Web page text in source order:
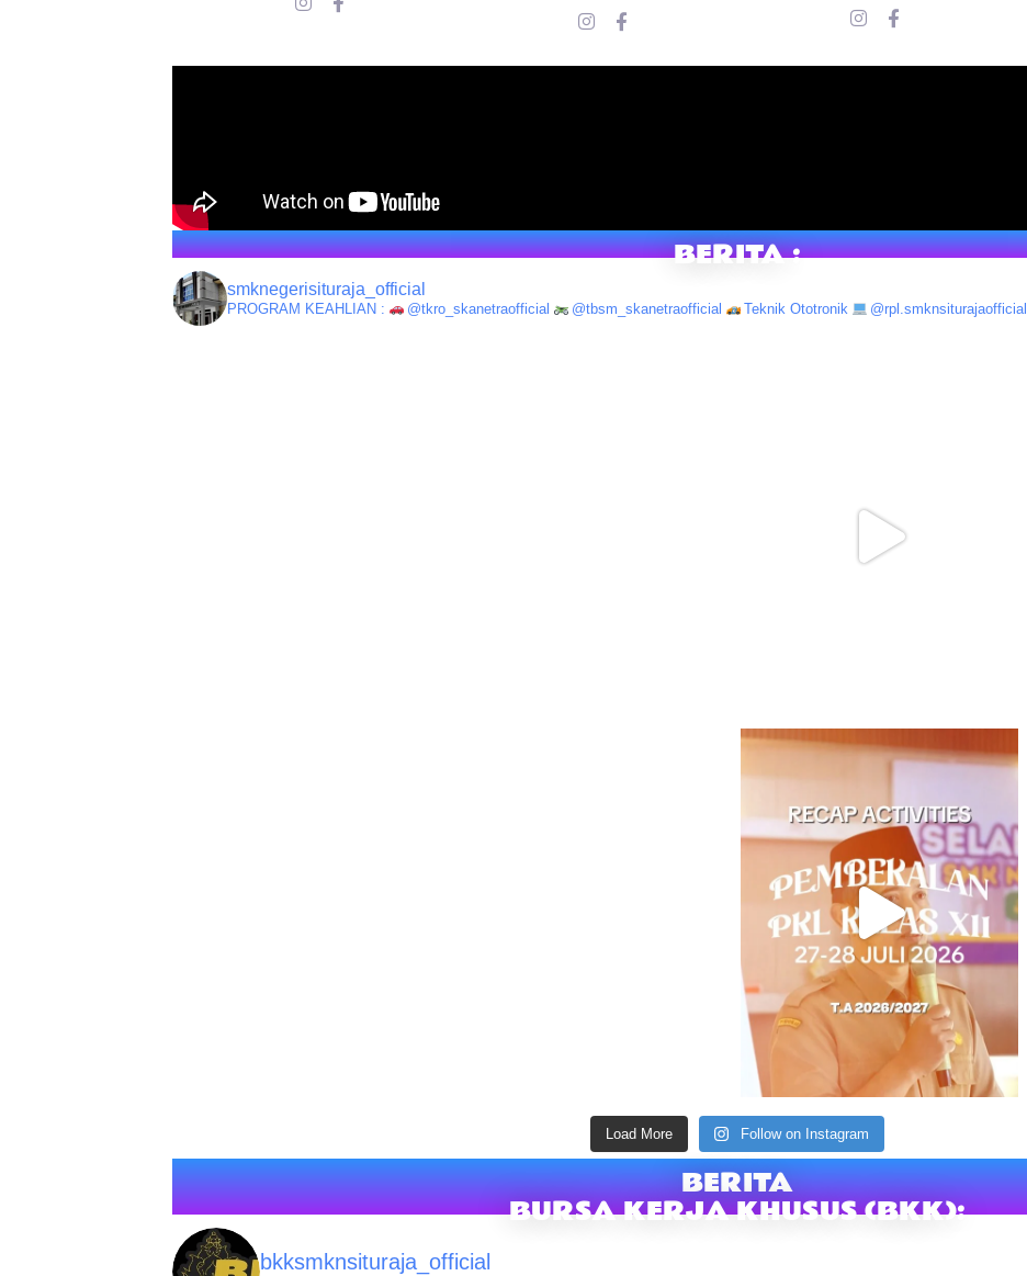
BERITA :
smknegerisituraja_official
PROGRAM KEAHLIAN : @tkro_skanetraofficial @tbsm_skanetraofficial Teknik Ototronik @rpl.smknsiturajaofficial
Load More Follow on Instagram
BERITA
BURSA KERJA KHUSUS (BKK):
bkksmknsituraja_official